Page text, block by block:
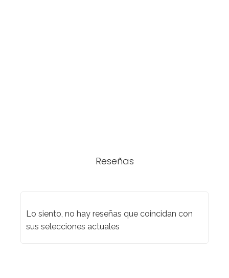
Reseñas
Lo siento, no hay reseñas que coincidan con
sus selecciones actuales